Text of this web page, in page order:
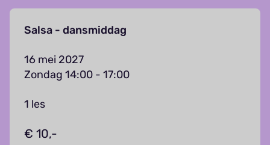
Salsa - dansmiddag
16 mei 2027
Zondag 14:00 - 17:00
1 les
€ 10,-